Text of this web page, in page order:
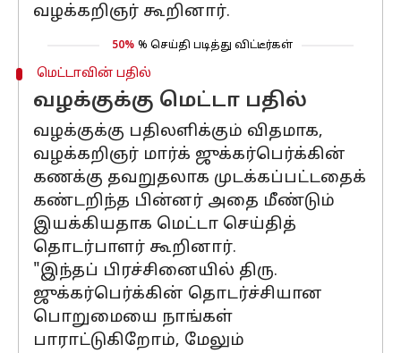
வழக்கறிஞர் கூறினார்.
50% % செய்தி படித்து விட்டீர்கள்
மெட்டாவின் பதில்
வழக்குக்கு மெட்டா பதில்
வழக்குக்கு பதிலளிக்கும் விதமாக,
வழக்கறிஞர் மார்க் ஜுக்கர்பெர்க்கின்
கணக்கு தவறுதலாக முடக்கப்பட்டதைக்
கண்டறிந்த பின்னர் அதை மீண்டும்
இயக்கியதாக மெட்டா செய்தித்
தொடர்பாளர் கூறினார்.
"இந்தப் பிரச்சினையில் திரு.
ஜுக்கர்பெர்க்கின் தொடர்ச்சியான
பொறுமையை நாங்கள்
பாராட்டுகிறோம், மேலும்